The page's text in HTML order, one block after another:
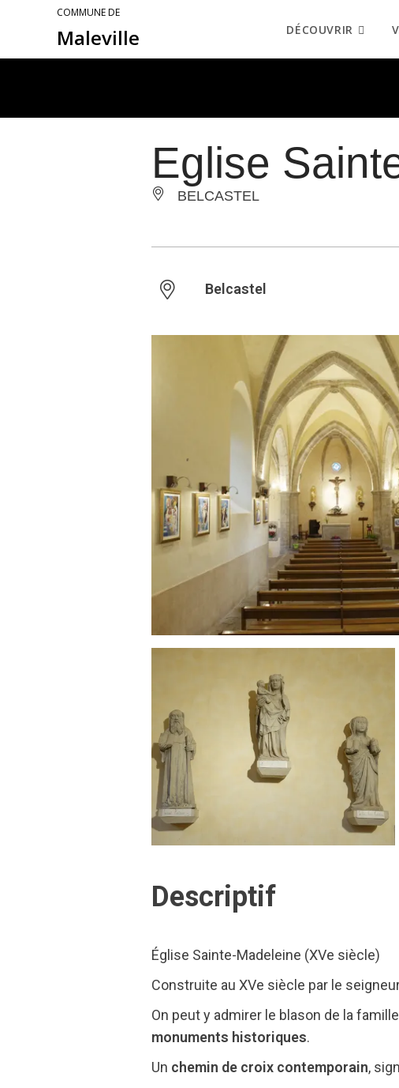
COMMUNE DE
Maleville DÉCOUVRIR
Eglise
BELCASTEL
Belcastel
Descriptif
Église Sainte-Madeleine (XVe siècle)
Construite au XVe siècle par le
On peut y admirer le blason de la
monuments historiques.
Un chemin de croix contemporain,